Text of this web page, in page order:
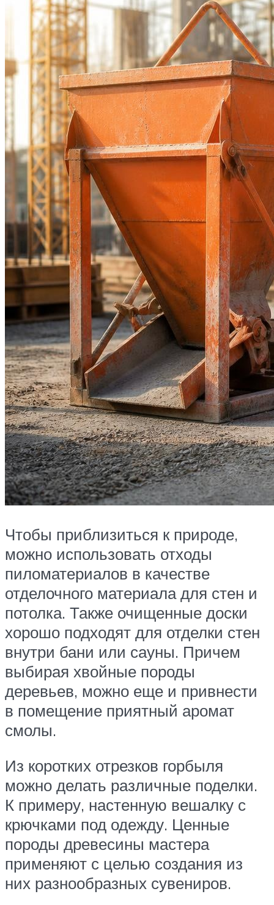
Чтобы приблизиться к природе,
можно использовать отходы
пиломатериалов в качестве
отделочного материала для стен и
потолка. Также очищенные доски
хорошо подходят для отделки стен
внутри бани или сауны. Причем
выбирая хвойные породы
деревьев, можно еще и привнести
в помещение приятный аромат
смолы.
Из коротких отрезков горбыля
можно делать различные поделки.
К примеру, настенную вешалку с
крючками под одежду. Ценные
породы древесины мастера
применяют с целью создания из
них разнообразных сувениров.